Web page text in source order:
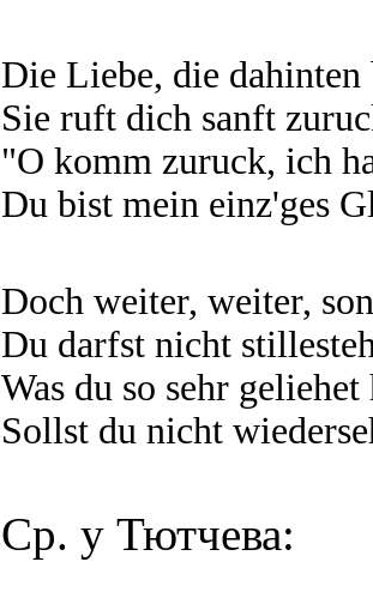
Die Liebe, die dahinten
Sie ruft dich sanft
"O komm zuruck, ich
Du bist mein einz'ges
Doch weiter, weiter,
Du darfst nicht
Was du so sehr geliehet
Sollst du nicht
Ср. у Тютчева: